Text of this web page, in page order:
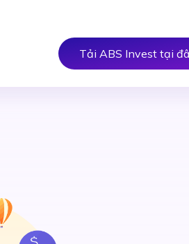
Tải ABS Invest tại